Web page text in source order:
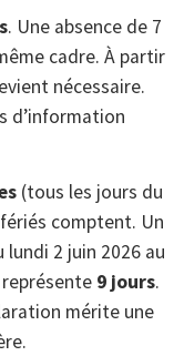
. Une absence de 7
cadre. À partir
nécessaire.
d’information
(tous les jours du
comptent. Un
lundi 2 juin 2026 au
représente 9 jours.
mérite une